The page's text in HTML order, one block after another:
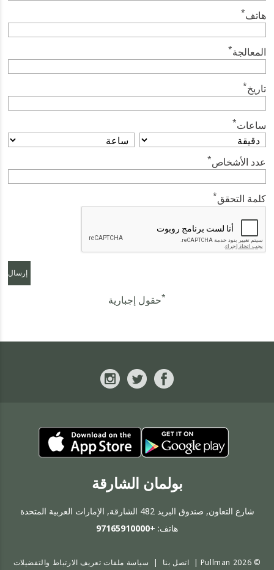
هاتف*
المعالجة*
تاريخ*
ساعات*
عدد الأشخاص*
كلمة التحقق*
*حقول إجبارية
بولمان الشارقة
شارع التعاون, صندوق البريد 482 الشارقة, الإمارات العربية المتحدة
هاتف: +97165910000
© 2026 Pullman | اتصل بنا | سياسة ملفات تعريف الارتباط والتفضيلات